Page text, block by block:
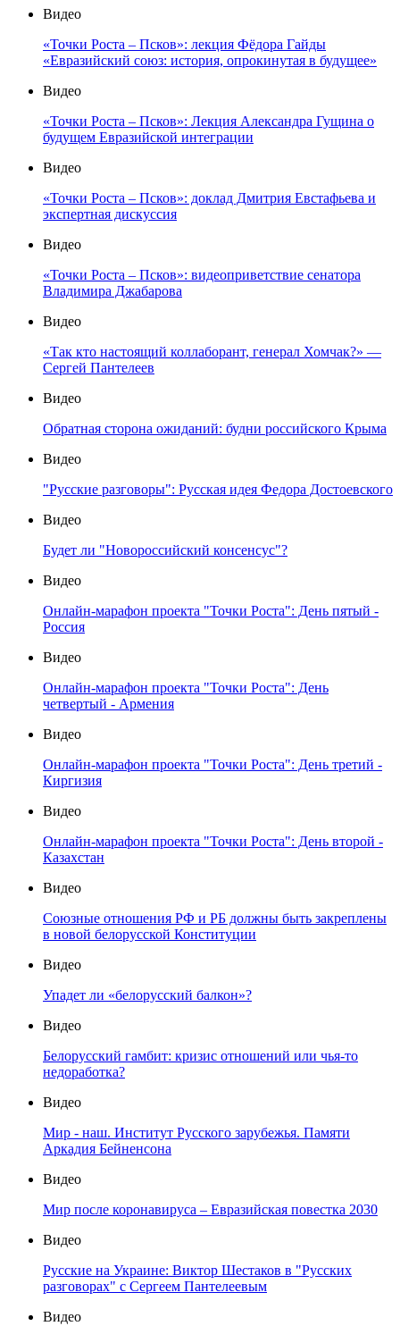
Видео
«Точки Роста – Псков»: лекция Фёдора Гайды
«Евразийский союз: история, опрокинутая в будущее»
Видео
«Точки Роста – Псков»: Лекция Александра Гущина о
будущем Евразийской интеграции
Видео
«Точки Роста – Псков»: доклад Дмитрия Евстафьева и
экспертная дискуссия
Видео
«Точки Роста – Псков»: видеоприветствие сенатора
Владимира Джабарова
Видео
«Так кто настоящий коллаборант, генерал Хомчак?» —
Сергей Пантелеев
Видео
Обратная сторона ожиданий: будни российского Крыма
Видео
"Русские разговоры": Русская идея Федора Достоевского
Видео
Будет ли "Новороссийский консенсус"?
Видео
Онлайн-марафон проекта "Точки Роста": День пятый -
Россия
Видео
Онлайн-марафон проекта "Точки Роста": День
четвертый - Армения
Видео
Онлайн-марафон проекта "Точки Роста": День третий -
Киргизия
Видео
Онлайн-марафон проекта "Точки Роста": День второй -
Казахстан
Видео
Союзные отношения РФ и РБ должны быть закреплены
в новой белорусской Конституции
Видео
Упадет ли «белорусский балкон»?
Видео
Белорусский гамбит: кризис отношений или чья-то
недоработка?
Видео
Мир - наш. Институт Русского зарубежья. Памяти
Аркадия Бейненсона
Видео
Мир после коронавируса – Евразийская повестка 2030
Видео
Русские на Украине: Виктор Шестаков в "Русских
разговорах" с Сергеем Пантелеевым
Видео